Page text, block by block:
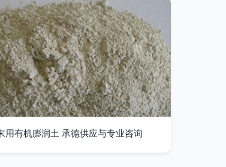
用有机膨润土 承德供应与专业咨询